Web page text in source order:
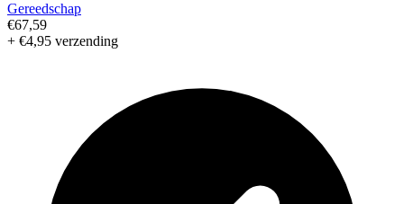
Gereedschap
€67,59
+ €4,95 verzending